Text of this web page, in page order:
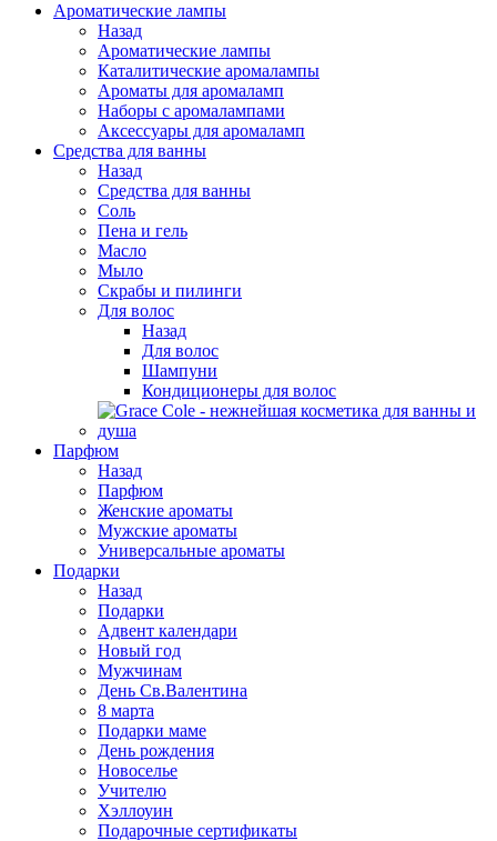
Ароматические лампы
Назад
Ароматические лампы
Каталитические аромалампы
Ароматы для аромаламп
Наборы с аромалампами
Аксессуары для аромаламп
Средства для ванны
Назад
Средства для ванны
Соль
Пена и гель
Масло
Мыло
Скрабы и пилинги
Для волос
Назад
Для волос
Шампуни
Кондиционеры для волос
Парфюм
Назад
Парфюм
Женские ароматы
Мужские ароматы
Универсальные ароматы
Подарки
Назад
Подарки
Адвент календари
Новый год
Мужчинам
День Св.Валентина
8 марта
Подарки маме
День рождения
Новоселье
Учителю
Хэллоуин
Подарочные сертификаты